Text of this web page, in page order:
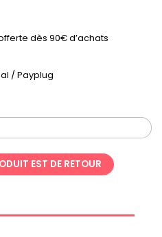
dès 90€ d’achats
/ Payplug
EST DE RETOUR